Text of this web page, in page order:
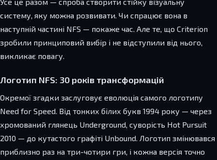
систему, яку можна розвивати. Чи спрацює вона в
наступній частині NFS — покаже час. Але те, що Criterion
зробили принциповий вибір і не відступили від нього,
викликає повагу.
Логотип NFS: 30 років трансформацій
Окремої згадки заслуговує еволюція самого логотипу
Need for Speed. Від тонких білих букв 1994 року — через
хромований глянець Underground, суворість Hot Pursuit
2010 — до кутастого графіті Unbound. Логотип змінювався
приблизно раз на три-чотири гри, і кожна версія точно